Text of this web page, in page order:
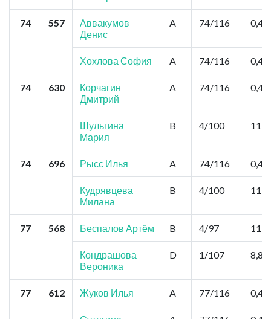
74 557
Аввакумов
Денис
A 74/116 0,44
Хохлова София A 74/116 0,44
74 630
Корчагин
Дмитрий
A 74/116 0,44
Шульгина
Мария
B 4/100 11,0
74 696 Рысс Илья A 74/116 0,44
Кудрявцева
Милана
B 4/100 11,0
77 568 Беспалов Артём B 4/97 11,0
Кондрашова
Вероника
D 1/107 8,8
77 612 Жуков Илья A 77/116 0,44